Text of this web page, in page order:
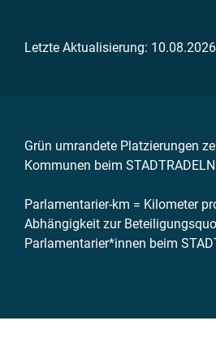
Letzte Aktualisierung:
Grün umrandete Platzierungen
Kommunen beim
Parlamentarier-km = Kilometer
Abhängigkeit zur
Parlamentarier*innen beim